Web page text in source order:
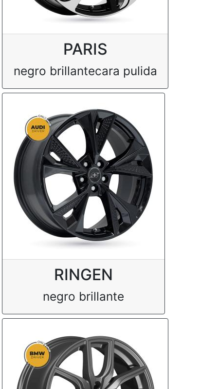
PARIS
negro brillantecara pulida
RINGEN
negro brillante